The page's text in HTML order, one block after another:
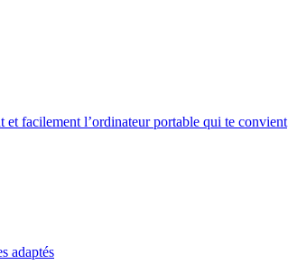
facilement l’ordinateur portable qui te convient
adaptés